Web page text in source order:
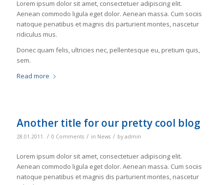
Lorem ipsum dolor sit amet, consectetuer adipiscing elit.
Aenean commodo ligula eget dolor. Aenean massa. Cum sociis
natoque penatibus et magnis dis parturient montes, nascetur
ridiculus mus.
Donec quam felis, ultricies nec, pellentesque eu, pretium quis,
sem.
Read more
Another title for our pretty cool blog
28.01.2011. / 0 Comments / in News / by admin
Lorem ipsum dolor sit amet, consectetuer adipiscing elit.
Aenean commodo ligula eget dolor. Aenean massa. Cum sociis
natoque penatibus et magnis dis parturient montes, nascetur